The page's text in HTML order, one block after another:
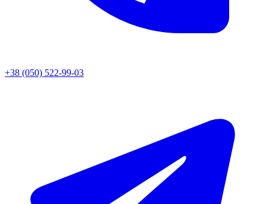
+38 (050) 522-99-03